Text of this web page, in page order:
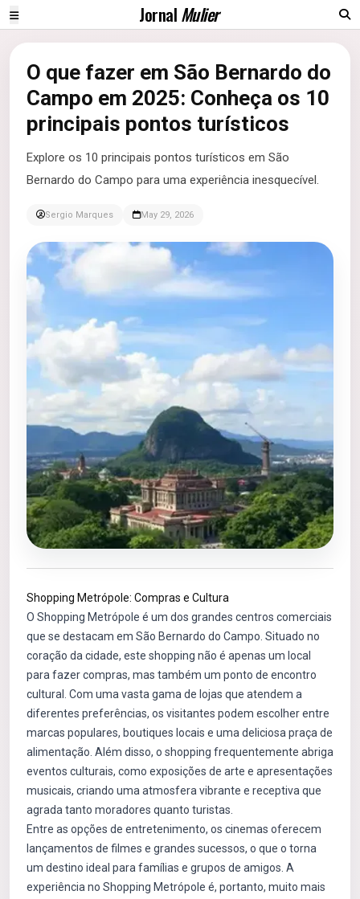
JornalMulier
O que fazer em São Bernardo do
Campo em 2025: Conheça os 10
principais pontos turísticos
Explore os 10 principais pontos turísticos em São
Bernardo do Campo para uma experiência inesquecível.
Sergio Marques May 29, 2026
Shopping Metrópole: Compras e Cultura
O Shopping Metrópole é um dos grandes centros comerciais
que se destacam em São Bernardo do Campo. Situado no
coração da cidade, este shopping não é apenas um local
para fazer compras, mas também um ponto de encontro
cultural. Com uma vasta gama de lojas que atendem a
diferentes preferências, os visitantes podem escolher entre
marcas populares, boutiques locais e uma deliciosa praça de
alimentação. Além disso, o shopping frequentemente abriga
eventos culturais, como exposições de arte e apresentações
musicais, criando uma atmosfera vibrante e receptiva que
agrada tanto moradores quanto turistas.
Entre as opções de entretenimento, os cinemas oferecem
lançamentos de filmes e grandes sucessos, o que o torna
um destino ideal para famílias e grupos de amigos. A
experiência no Shopping Metrópole é, portanto, muito mais